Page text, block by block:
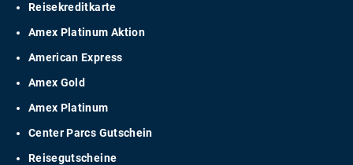
Reisekreditkarte
Amex Platinum Aktion
American Express
Amex Gold
Amex Platinum
Center Parcs Gutschein
Reisegutscheine